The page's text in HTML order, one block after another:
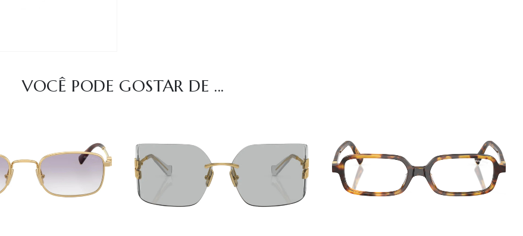
VOCÊ PODE GOSTAR DE ...